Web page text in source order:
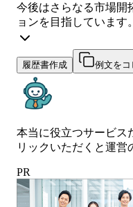
今後はさらなる市場開
ョンを目指しています。
履歴書作成 例文をコ
本当に役立つサービス
リックいただくと運営
PR